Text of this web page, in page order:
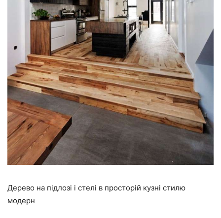
Дерево на підлозі і стелі в просторій кузні стилю
модерн